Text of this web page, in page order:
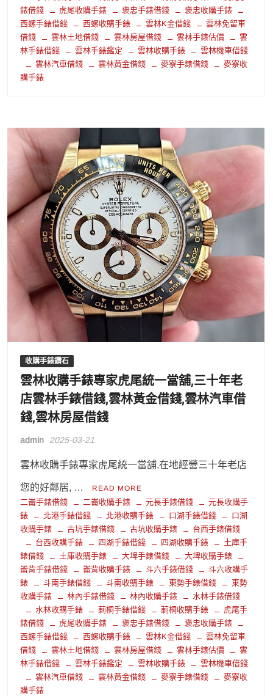
錶借錢
虎尾收購手錶 褒忠手錶借錢
褒忠收購手錶
西螺手錶借錢
西螺收購手錶 雲林K金借錢
雲林免留車
借錢
雲林土地借錢 雲林房屋借錢 雲林手錶估價
雲
林手錶借錢
雲林手錶鑑定 雲林收購手錶
雲林機車借錢
雲林汽車借錢
雲林黃金借錢 麥寮手錶借錢
麥寮收
購手錶
收購手錶鑽石
雲林收購手錶專家虎尾統一當舖,三十年老
店雲林手錶借錢,雲林黃金借錢,雲林汽車借
錢,雲林房屋借錢
admin 2025-03-21
雲林收購手錶專家虎尾統一當舖,在地經營三十年老店
您的好鄰居, … READ MORE
二崙手錶借錢 二崙收購手錶 元長手錶借錢
元長收購手
錶
北港手錶借錢 北港收購手錶 口湖手錶借錢
口湖
收購手錶
古坑手錶借錢 古坑收購手錶
台西手錶借錢
台西收購手錶
四湖手錶借錢 四湖收購手錶
土庫手
錶借錢
土庫收購手錶 大埤手錶借錢
大埤收購手錶
崙背手錶借錢
崙背收購手錶 斗六手錶借錢
斗六收購手
錶
斗南手錶借錢 斗南收購手錶 東勢手錶借錢
東勢
收購手錶
林內手錶借錢 林內收購手錶
水林手錶借錢
水林收購手錶
莿桐手錶借錢 莿桐收購手錶
虎尾手
錶借錢
虎尾收購手錶 褒忠手錶借錢
褒忠收購手錶
西螺手錶借錢
西螺收購手錶 雲林K金借錢
雲林免留車
借錢
雲林土地借錢 雲林房屋借錢 雲林手錶估價
雲
林手錶借錢
雲林手錶鑑定 雲林收購手錶
雲林機車借錢
雲林汽車借錢
雲林黃金借錢 麥寮手錶借錢
麥寮收
購手錶